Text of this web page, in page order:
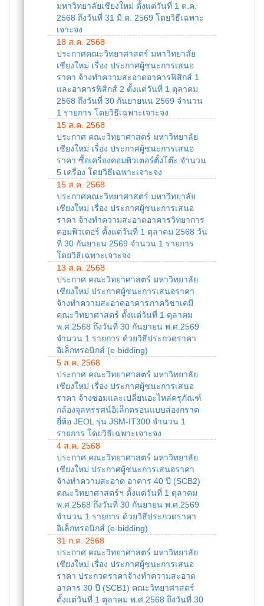
มหาวิทยาลัยเชียงใหม่ ตั้งแต่วันที่ 1 ต.ค.
2568 ถึงวันที่ 31 มี.ค. 2569 โดยวิธีเฉพาะ
เจาะจง
18 ส.ค. 2568
ประกาศคณะวิทยาศาสตร์ มหาวิทยาลัย
เชียงใหม่ เรื่อง ประกาศผู้ชนะการเสนอ
ราคา จ้างทำความสะอาดอาคารฟิสิกส์ 1
และอาคารฟิสิกส์ 2 ตั้งแต่วันที่ 1 ตุลาคม
2568 ถึงวันที่ 30 กันยายนน 2569 จำนวน
1 รายการ โดยวิธีเฉพาะเจาะจง
15 ส.ค. 2568
ประกาศ คณะวิทยาศาสตร์ มหาวิทยาลัย
เชียงใหม่ เรื่อง ประกาศผู้ชนะการเสนอ
ราคา ซื้อเครื่องคอมพิวเตอร์ตั้งโต๊ะ จำนวน
5 เครื่อง โดยวิธีเฉพาะเจาะจง
15 ส.ค. 2568
ประกาศคณะวิทยาศาสตร์ มหาวิทยาลัย
เชียงใหม่ เรื่อง ประกาศผู้ชนะการเสนอ
ราคา จ้างทำความสะอาดอาคารวิทยาการ
คอมพิวเตอร์ ตั้งแต่วันที่ 1 ตุลาคม 2568 วัน
ที่ 30 กันยายน 2569 จำนวน 1 รายการ
โดยวิธิเฉพาะเจาะจง
13 ส.ค. 2568
ประกาศ คณะวิทยาศาสตร์ มหาวิทยาลัย
เชียงใหม่ ประกาศผู้ชนะการเสนอราคา
จัางทำความสะอาดอาคารภาควิชาเคมี
คณะวิทยาศาสตร์ ตั้งแต่วันที่ 1 ตุลาคม
พ.ศ.2568 ถึงวันที่ 30 กันยายน พ.ศ.2569
จำนวน 1 รายการ ด้วยวิธีประกวดราคา
อิเล็กทรอนิกส์ (e-bidding)
5 ส.ค. 2568
ประกาศ คณะวิทยาศาสตร์ มหาวิทยาลัย
เชียงใหม่ เรื่อง ประกาศผู้ชนะการเสนอ
ราคา จ้างซ่อมและเปลี่ยนอะไหล่ครุภัณฑ์
กล้องจุลทรรศน์อิเล็กตรอนแบบส่องกราด
ยี่ห้อ JEOL รุ่น JSM-IT300 จำนวน 1
รายการ โดยวิธีเฉพาะเจาะจง
4 ส.ค. 2568
ประกาศ คณะวิทยาศาสตร์ มหาวิทยาลัย
เชียงใหม่ ประกาศผู้ชนะการเสนอราคา
จัางทำความสะอาด อาคาร 40 ปี (SCB2)
คณะวิทยาศาสตร์ฯ ตั้งแต่วันที่ 1 ตุลาคม
พ.ศ.2568 ถึงวันที่ 30 กันยายน พ.ศ.2569
จำนวน 1 รายการ ด้วยวิธีประกวดราคา
อิเล็กทรอนิกส์ (e-bidding)
31 ก.ค. 2568
ประกาศ คณะวิทยาศาสตร์ มหาวิทยาลัย
เชียงใหม่ เรื่อง ประกาศผู้ชนะการเสนอ
ราคา ประกวดราคาจัางทำความสะอาด
อาคาร 30 ปี (SCB1) คณะวิทยาศาสตร์
ตั้งแต่วันที่ 1 ตุลาคม พ.ศ.2568 ถึงวันที่ 30